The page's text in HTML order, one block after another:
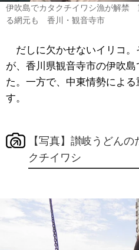
伊吹島でカタクチイワシ漁が解禁
る網元も 香川・観音寺市
だしに欠かせないイリコ。
が、香川県観音寺市の伊吹
た。一方で、中東情勢によ
す。
【写真】讃岐うどん
クチイワシ